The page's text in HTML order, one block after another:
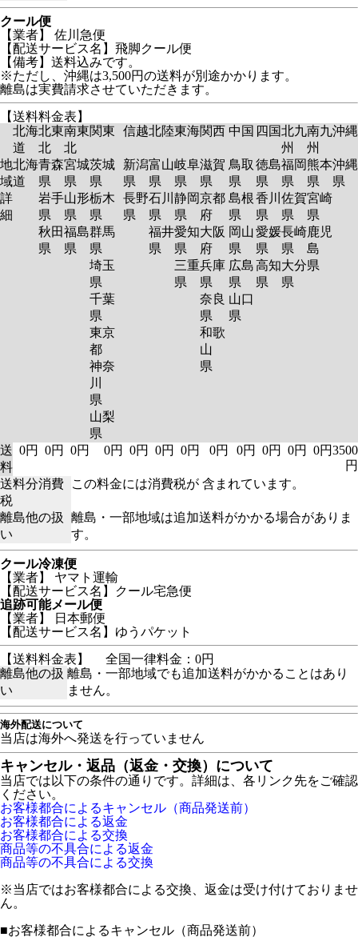
クール便
【業者】 佐川急便
【配送サービス名】飛脚クール便
【備考】送料込みです。
※ただし、沖縄は3,500円の送料が別途かかります。
離島は実費請求させていただきます。
【送料料金表】
北海
道
北東
北
南東
北
関東 信越北陸東海関西 中国 四国北九
州
南九
州
沖縄
地
域
詳
細
北海
道
青森
県
岩手
県
秋田
県
宮城
県
山形
県
福島
県
茨城
県
栃木
県
群馬
県
埼玉
県
千葉
県
東京
都
神奈
川
県
山梨
県
新潟
県
長野
県
富山
県
石川
県
福井
県
岐阜
県
静岡
県
愛知
県
三重
県
滋賀
県
京都
府
大阪
府
兵庫
県
奈良
県
和歌
山
県
鳥取
県
島根
県
岡山
県
広島
県
山口
県
徳島
県
香川
県
愛媛
県
高知
県
福岡
県
佐賀
県
長崎
県
大分
県
熊本
県
宮崎
県
鹿児
島
県
沖縄
県
送
料
0円 0円 0円 0円 0円 0円 0円 0円 0円 0円 0円 0円3500
円
送料分消費
税
この料金には消費税が 含まれています。
離島他の扱
い
離島・一部地域は追加送料がかかる場合がありま
す。
クール冷凍便
【業者】 ヤマト運輸
【配送サービス名】クール宅急便
追跡可能メール便
【業者】 日本郵便
【配送サービス名】ゆうパケット
【送料料金表】
全国一律料金：0円
離島他の扱
い
離島・一部地域でも追加送料がかかることはあり
ません。
海外配送について
当店は海外へ発送を行っていません
キャンセル・返品（返金・交換）について
当店では以下の条件の通りです。詳細は、各リンク先をご確認
ください。
お客様都合によるキャンセル（商品発送前）
お客様都合による返金
お客様都合による交換
商品等の不具合による返金
商品等の不具合による交換
※当店ではお客様都合による交換、返金は受け付けておりませ
ん。
■お客様都合によるキャンセル（商品発送前）